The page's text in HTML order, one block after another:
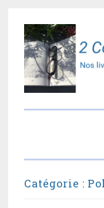
Accéder
au
contenu
principal
Nos livres… Nos
Catégorie :